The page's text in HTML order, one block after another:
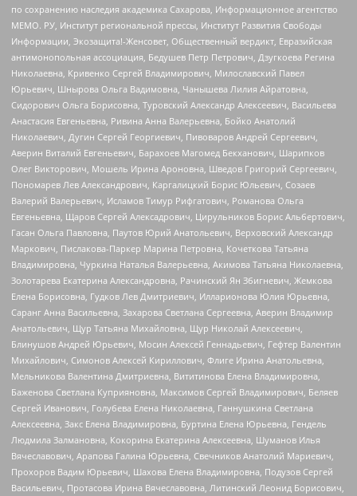
по сохранению наследия академика Сахарова, Информационное агентство
МЕМО. РУ, Институт региональной прессы, Институт Развития Свободы
Информации, Экозащита!-Женсовет, Общественный вердикт, Евразийская
антимонопольная ассоциация, Бедушев Петр Петрович, Дзугкоева Регина
Николаевна, Кривенко Сергей Владимирович, Милославский Павел
Юрьевич, Шнырова Ольга Вадимовна, Чанышева Лилия Айратовна,
Сидорович Ольга Борисовна, Туровский Александр Алексеевич, Васильева
Анастасия Евгеньевна, Ривина Анна Валерьевна, Бойко Анатолий
Николаевич, Дугин Сергей Георгиевич, Пивоваров Андрей Сергеевич,
Аверин Виталий Евгеньевич, Барахоев Магомед Бекханович, Шарипков
Олег Викторович, Мошель Ирина Ароновна, Шведов Григорий Сергеевич,
Пономарев Лев Александрович, Каргалицкий Борис Юльевич, Созаев
Валерий Валерьевич, Исламов Тимур Рифгатович, Романова Ольга
Евгеньевна, Щаров Сергей Алексадрович, Цирульников Борис Альбертович,
Гасан Ольга Павловна, Паутов Юрий Анатольевич, Верховский Александр
Маркович, Пислакова-Паркер Марина Петровна, Кочеткова Татьяна
Владимировна, Чуркина Наталья Валерьевна, Акимова Татьяна Николаевна,
Золотарева Екатерина Александровна, Рачинский Ян Збигневич, Жемкова
Елена Борисовна, Гудков Лев Дмитриевич, Илларионова Юлия Юрьевна,
Саранг Анна Васильевна, Захарова Светлана Сергеевна, Аверин Владимир
Анатольевич, Щур Татьяна Михайловна, Щур Николай Алексеевич,
Блинушов Андрей Юрьевич, Мосин Алексей Геннадьевич, Гефтер Валентин
Михайлович, Симонов Алексей Кириллович, Флиге Ирина Анатольевна,
Мельникова Валентина Дмитриевна, Вититинова Елена Владимировна,
Баженова Светлана Куприяновна, Максимов Сергей Владимирович, Беляев
Сергей Иванович, Голубева Елена Николаевна, Ганнушкина Светлана
Алексеевна, Закс Елена Владимировна, Буртина Елена Юрьевна, Гендель
Людмила Залмановна, Кокорина Екатерина Алексеевна, Шуманов Илья
Вячеславович, Арапова Галина Юрьевна, Свечников Анатолий Мариевич,
Прохоров Вадим Юрьевич, Шахова Елена Владимировна, Подузов Сергей
Васильевич, Протасова Ирина Вячеславовна, Литинский Леонид Борисович,